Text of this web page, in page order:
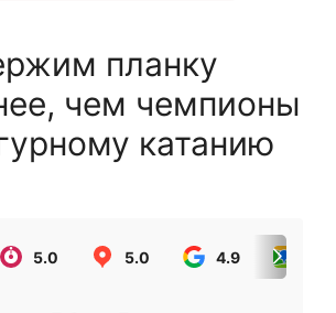
планку
чем чемпионы
катанию
5.0 5.0 4.9